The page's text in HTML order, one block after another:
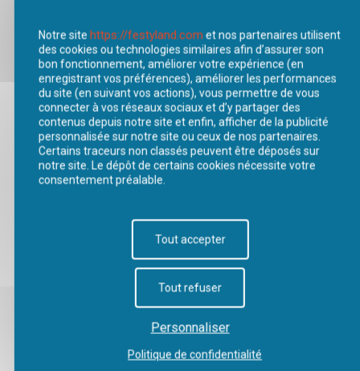
POUR TOUTE
LA FAMILLE
OBLIGATOIRE
ENFANTS DE -
1,20M
Notre site https://festyland.com et nos partenaires utilisent
des cookies ou technologies similaires afin d’assurer son
bon fonctionnement, améliorer votre expérience (en
enregistrant vos préférences), améliorer les performances
du site (en suivant vos actions), vous permettre de vous
connecter à vos réseaux sociaux et d’y partager des
contenus depuis notre site et enfin, afficher de la publicité
personnalisée sur notre site ou ceux de nos partenaires.
Certains traceurs non classés peuvent être déposés sur
notre site. Le dépôt de certains cookies nécessite votre
consentement préalable.
Tout accepter
Tout refuser
Personnaliser
Politique de confidentialité